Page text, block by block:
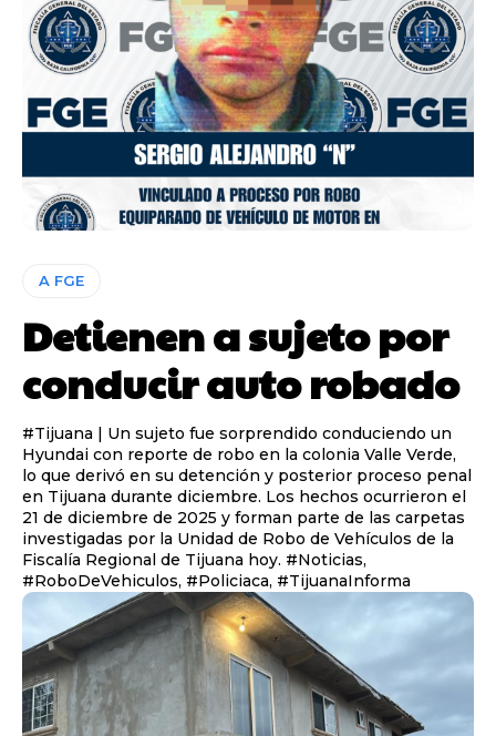
A FGE
Detienen a sujeto por
conducir auto robado
#Tijuana | Un sujeto fue sorprendido conduciendo un
Hyundai con reporte de robo en la colonia Valle Verde,
lo que derivó en su detención y posterior proceso penal
en Tijuana durante diciembre. Los hechos ocurrieron el
21 de diciembre de 2025 y forman parte de las carpetas
investigadas por la Unidad de Robo de Vehículos de la
Fiscalía Regional de Tijuana hoy. #Noticias,
#RoboDeVehiculos, #Policiaca, #TijuanaInforma